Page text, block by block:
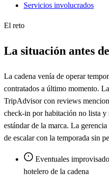
Servicios involucrados
El reto
La situación antes
La cadena venía de operar
contratados a último momento.
TripAdvisor con reviews
check-in por habitación no lista
estándar de la marca. La
de escalar con la temporada sin
Eventuales
hotelero de la cadena